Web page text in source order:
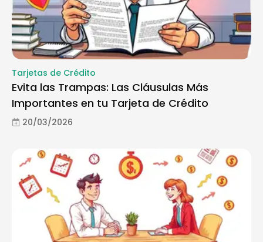
Tarjetas de Crédito
Evita las Trampas: Las Cláusulas Más
Importantes en tu Tarjeta de Crédito
20/03/2026